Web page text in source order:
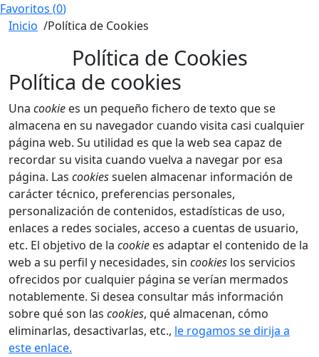
Favoritos (0)
Inicio /Política de Cookies
Política de Cookies
Política de cookies
Una cookie es un pequeño fichero de texto que se
almacena en su navegador cuando visita casi cualquier
página web. Su utilidad es que la web sea capaz de
recordar su visita cuando vuelva a navegar por esa
página. Las cookiessuelen almacenar información de
carácter técnico, preferencias personales,
personalización de contenidos, estadísticas de uso,
enlaces a redes sociales, acceso a cuentas de usuario,
etc. El objetivo de la cookie es adaptar el contenido de la
web a su perfil y necesidades, sin cookies los servicios
ofrecidos por cualquier página se verían mermados
notablemente. Si desea consultar más información
sobre qué son las cookies, qué almacenan, cómo
eliminarlas, desactivarlas, etc., le rogamos se dirija a
este enlace.